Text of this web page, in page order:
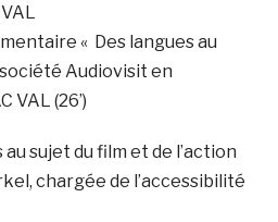
« Des langues au
Audiovisit en
VAL (26’)
sujet du film et de l’action
chargée de l’accessibilité